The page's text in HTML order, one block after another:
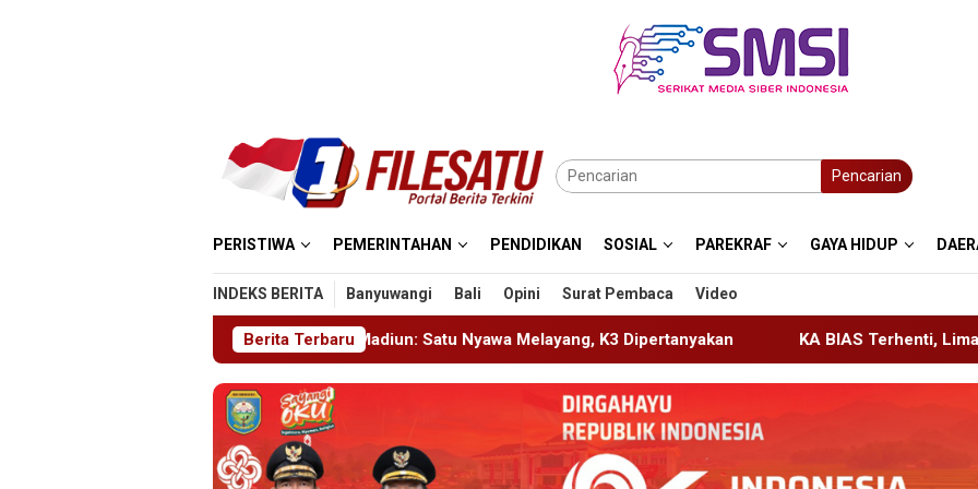
Pencarian
PERISTIWA PEMERINTAHAN PENDIDIKAN SOSIAL PAREKRAF GAYA HIDUP
INDEKS BERITA Banyuwangi Bali Opini Surat Pembaca Video
Berita Terbaru
Masjid MIN 5 Madiun: Satu Nyawa Melayang, K3 Dipertanyakan KA BIAS Terhenti, Lima KA Ikut Terdampak, KAI